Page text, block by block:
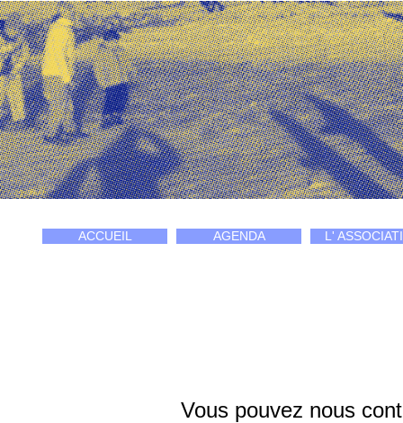
ACCUEIL AGENDA L'
Vous pouvez nous